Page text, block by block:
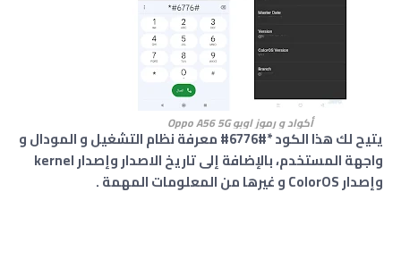
أكواد و رموز اوبو Oppo A56 5G
يتيح لك هذا الكود *#6776# معرفة نظام التشغيل و المودال و
واجهة المستخدم، بالإضافة إلى تاريخ الاصدار وإصدار kernel
وإصدار ColorOS و غيرها من المعلومات المهمة .